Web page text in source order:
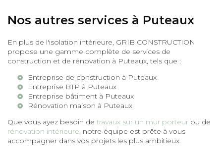
Nos autres services à Puteaux
En plus de l'isolation intérieure, GRIB CONSTRUCTION
propose une gamme complète de services de
construction et de rénovation à Puteaux, tels que :
Entreprise de construction à Puteaux
Entreprise BTP à Puteaux
Entreprise bâtiment à Puteaux
Rénovation maison à Puteaux
Que vous ayez besoin de travaux sur un mur porteur ou de
rénovation intérieure, notre équipe est prête à vous
accompagner dans vos projets les plus ambitieux.